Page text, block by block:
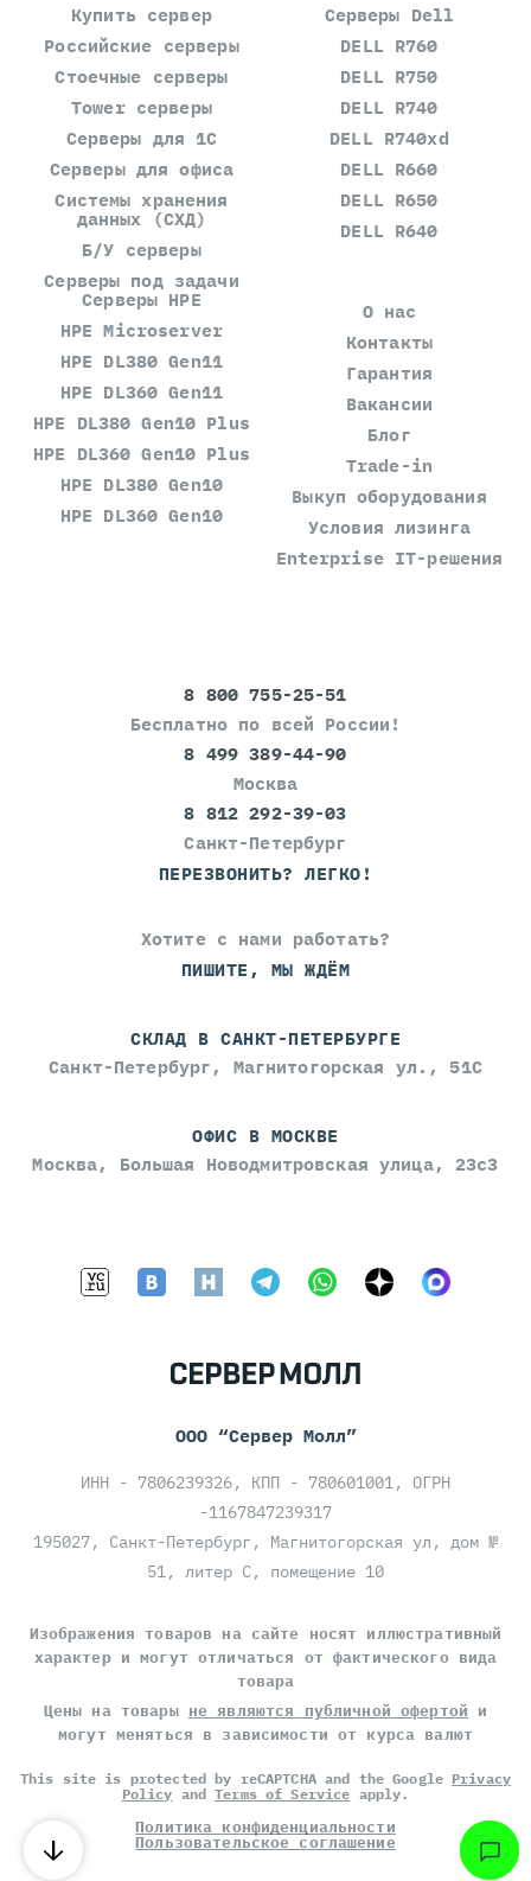
Купить сервер
Российские серверы
Стоечные серверы
Tower серверы
Серверы для 1С
Серверы для офиса
Системы хранения
данных (СХД)
Б/У серверы
Серверы под задачи
Серверы Dell
DELL R760
DELL R750
DELL R740
DELL R740xd
DELL R660
DELL R650
DELL R640
Серверы HPE
HPE Microserver
HPE DL380 Gen11
HPE DL360 Gen11
HPE DL380 Gen10 Plus
HPE DL360 Gen10 Plus
HPE DL380 Gen10
HPE DL360 Gen10
О нас
Контакты
Гарантия
Вакансии
Блог
Trade-in
Выкуп оборудования
Условия лизинга
Enterprise IT-решения
8 800 755-25-51
Бесплатно по всей России!
8 499 389-44-90
Москва
8 812 292-39-03
Санкт-Петербург
ПЕРЕЗВОНИТЬ? ЛЕГКО!
Хотите с нами работать?
ПИШИТЕ, МЫ ЖДЁМ
СКЛАД В САНКТ-ПЕТЕРБУРГЕ
Санкт-Петербург, Магнитогорская ул., 51С
ОФИС В МОСКВЕ
Москва, Большая Новодмитровская улица, 23с3
ООО “Сервер Молл”
ИНН - 7806239326, КПП - 780601001, ОГРН
-1167847239317
195027, Санкт-Петербург, Магнитогорская ул, дом №
51, литер С, помещение 10
Изображения товаров на сайте носят иллюстративный
характер и могут отличаться от фактического вида
товара
Цены на товары не являются публичной офертой и
могут меняться в зависимости от курса валют
This site is protected by reCAPTCHA and the Google Privacy
Policy andTerms of Service apply.
Политика конфиденциальности
Пользовательское соглашение